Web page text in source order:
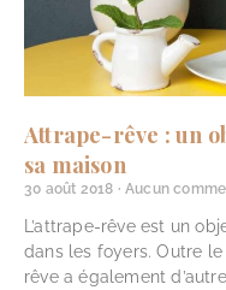
Attrape-rêve : un
sa maison
30 août 2018 Aucun
L’attrape-rêve est un
dans les foyers. Outre le
rêve a également